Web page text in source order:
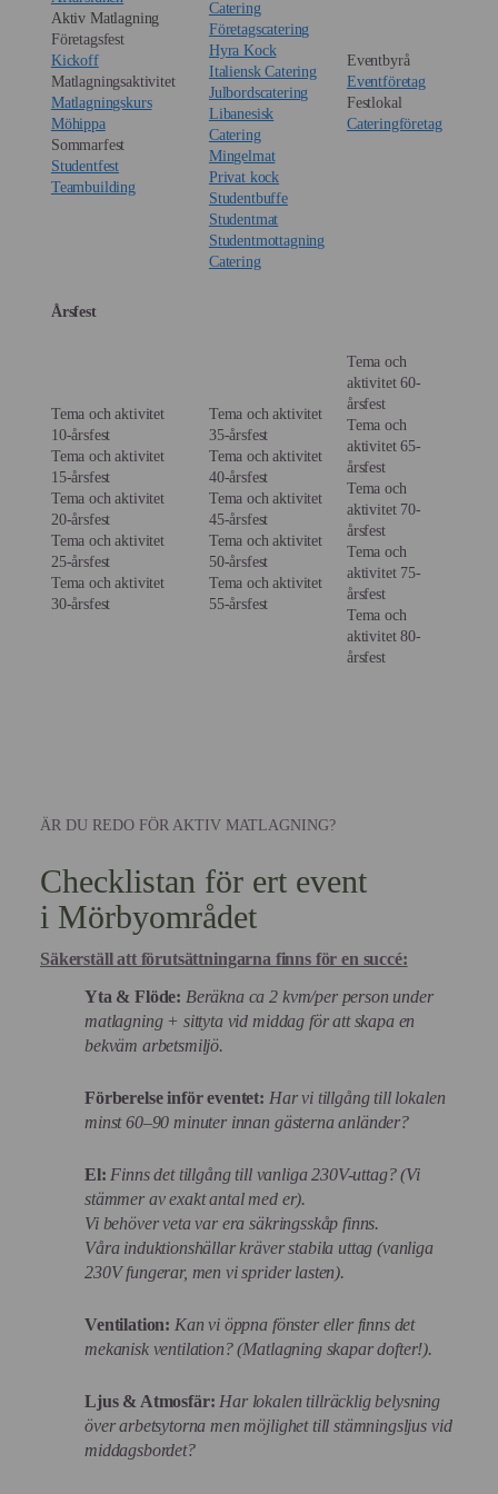
Aktiv Matlagning
Företagsfest
Kickoff
Matlagningsaktivitet
Matlagningskurs
Möhippa
Sommarfest
Studentfest
Teambuilding
Catering
Företagscatering
Hyra Kock
Italiensk Catering
Julbordscatering
Libanesisk
Catering
Mingelmat
Privat kock
Studentbuffe
Studentmat
Studentmottagning
Catering
Eventbyrå
Eventföretag
Festlokal
Cateringföretag
Årsfest
Tema och aktivitet
10-årsfest
Tema och aktivitet
15-årsfest
Tema och aktivitet
20-årsfest
Tema och aktivitet
25-årsfest
Tema och aktivitet
30-årsfest
Tema och aktivitet
35-årsfest
Tema och aktivitet
40-årsfest
Tema och aktivitet
45-årsfest
Tema och aktivitet
50-årsfest
Tema och aktivitet
55-årsfest
Tema och
aktivitet 60-
årsfest
Tema och
aktivitet 65-
årsfest
Tema och
aktivitet 70-
årsfest
Tema och
aktivitet 75-
årsfest
Tema och
aktivitet 80-
årsfest
ÄR DU REDO FÖR AKTIV MATLAGNING?
Checklistan för ert event
i Mörbyområdet
Säkerställ att förutsättningarna finns för en succé:
Yta & Flöde: Beräkna ca 2 kvm/per person under
matlagning + sittyta vid middag för att skapa en
bekväm arbetsmiljö.
Förberelse inför eventet: Har vi tillgång till lokalen
minst 60–90 minuter innan gästerna anländer?
El: Finns det tillgång till vanliga 230V-uttag? (Vi
stämmer av exakt antal med er).
Vi behöver veta var era säkringsskåp finns.
Våra induktionshällar kräver stabila uttag (vanliga
230V fungerar, men vi sprider lasten).
Ventilation: Kan vi öppna fönster eller finns det
mekanisk ventilation? (Matlagning skapar dofter!).
Ljus & Atmosfär: Har lokalen tillräcklig belysning
över arbetsytorna men möjlighet till stämningsljus vid
middagsbordet?